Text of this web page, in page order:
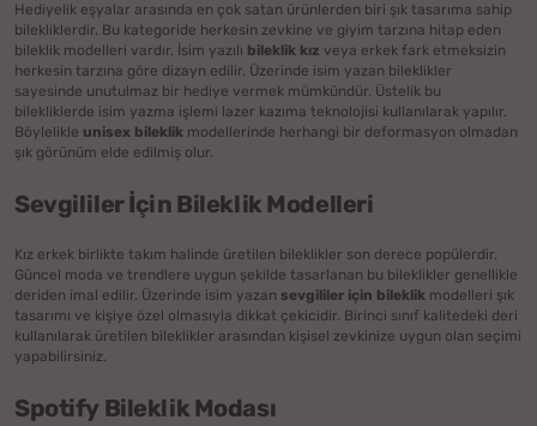
Hediyelik eşyalar arasında en çok satan ürünlerden biri şık tasarıma sahip
bilekliklerdir. Bu kategoride herkesin zevkine ve giyim tarzına hitap eden
bileklik modelleri vardır. İsim yazılı bileklik kız veya erkek fark etmeksizin
herkesin tarzına göre dizayn edilir. Üzerinde isim yazan bileklikler
sayesinde unutulmaz bir hediye vermek mümkündür. Üstelik bu
bilekliklerde isim yazma işlemi lazer kazıma teknolojisi kullanılarak yapılır.
Böylelikle unisex bileklik modellerinde herhangi bir deformasyon olmadan
şık görünüm elde edilmiş olur.
Sevgililer İçin Bileklik Modelleri
Kız erkek birlikte takım halinde üretilen bileklikler son derece popülerdir.
Güncel moda ve trendlere uygun şekilde tasarlanan bu bileklikler genellikle
deriden imal edilir. Üzerinde isim yazan sevgililer için bileklik modelleri şık
tasarımı ve kişiye özel olmasıyla dikkat çekicidir. Birinci sınıf kalitedeki deri
kullanılarak üretilen bileklikler arasından kişisel zevkinize uygun olan seçimi
yapabilirsiniz.
Spotify Bileklik Modası